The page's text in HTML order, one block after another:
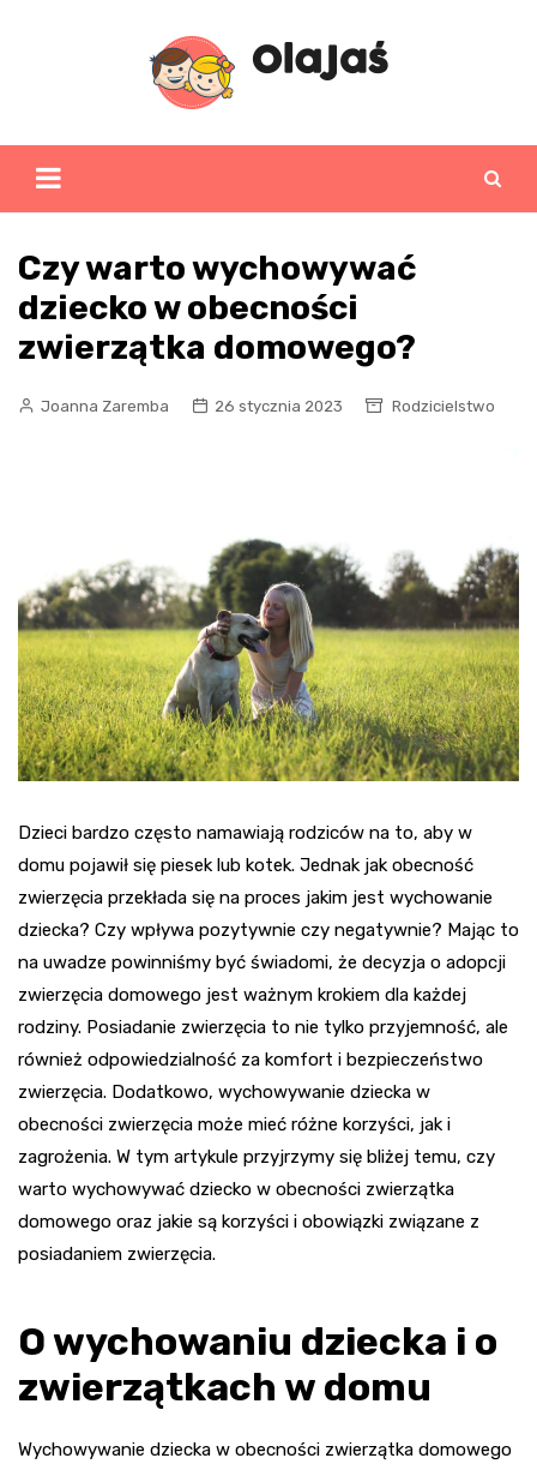
Czy warto wychowywać
dziecko w obecności
zwierzątka domowego?
Joanna Zaremba 26 stycznia 2023 Rodzicielstwo
Dzieci bardzo często namawiają rodziców na to, aby w
domu pojawił się piesek lub kotek. Jednak jak obecność
zwierzęcia przekłada się na proces jakim jest wychowanie
dziecka? Czy wpływa pozytywnie czy negatywnie? Mając to
na uwadze powinniśmy być świadomi, że decyzja o adopcji
zwierzęcia domowego jest ważnym krokiem dla każdej
rodziny. Posiadanie zwierzęcia to nie tylko przyjemność, ale
również odpowiedzialność za komfort i bezpieczeństwo
zwierzęcia. Dodatkowo, wychowywanie dziecka w
obecności zwierzęcia może mieć różne korzyści, jak i
zagrożenia. W tym artykule przyjrzymy się bliżej temu, czy
warto wychowywać dziecko w obecności zwierzątka
domowego oraz jakie są korzyści i obowiązki związane z
posiadaniem zwierzęcia.
O wychowaniu dziecka i o
zwierzątkach w domu
Wychowywanie dziecka w obecności zwierzątka domowego